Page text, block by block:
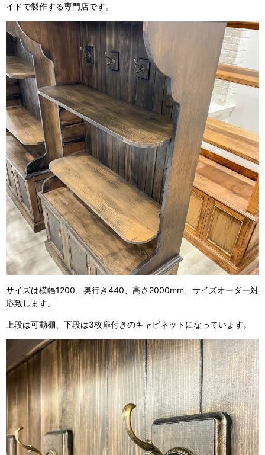
イドで製作する専門店です。
サイズは横幅1200、奥行き440、高さ2000mm、サイズオーダー対
応致します。
上段は可動棚、下段は3枚扉付きのキャビネットになっています。